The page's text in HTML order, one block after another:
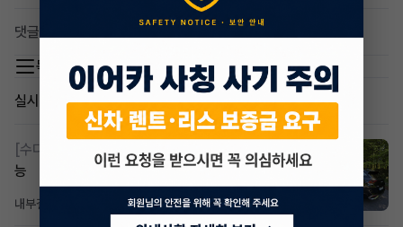
댓글 0
목록 이동
실시간 인기글
[수다방]
스포티지하이브리드 승계합니다 맞승계도 가
능
내부결재 조회 845댓글 1